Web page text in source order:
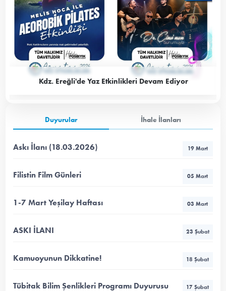
Kdz. Ereğli'de Yaz Etkinlikleri Devam Ediyor
Duyurular İhale İlanları
Askı İlanı (18.03.2026) 19 Mart
Filistin Film Günleri 05 Mart
1-7 Mart Yeşilay Haftası 03 Mart
ASKI İLANI 23 Şubat
Kamuoyunun Dikkatine! 18 Şubat
Tübitak Bilim Şenlikleri Programı Duyurusu 17 Şubat